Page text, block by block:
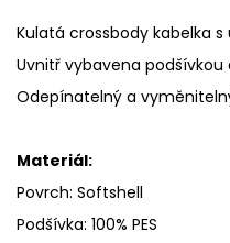
Kulatá crossbody kabelka
Uvnitř vybavena podšívkou
Odepínatelný a
Materiál:
Povrch: Softshell
Podšívka: 100% PES